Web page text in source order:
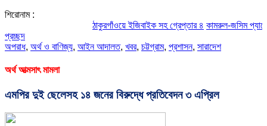
শিরোনাম :
ঠাকুরগাঁওয়ে ইজিবাইক সহ গ্রেপ্তার ৪ কামরুল-জসিম প্যানেলের
প্রচ্ছদ
অপরাধ, অর্থ ও বাণিজ্য, আইন আদালত, খবর, চট্টগ্রাম, প্রশাসন, সারাদেশ
অর্থ আত্মসাৎ মামলা
এমপির দুই ছেলেসহ ১৪ জনের বিরুদ্ধে প্রতিবেদন ৩ এপ্রিল